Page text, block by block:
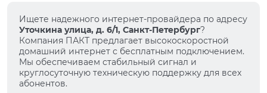
Ищете надежного интернет-провайдера по адресу
Уточкина улица, д. 6/1, Санкт-Петербург?
Компания ПАКТ предлагает высокоскоростной
домашний интернет с бесплатным подключением.
Мы обеспечиваем стабильный сигнал и
круглосуточную техническую поддержку для всех
абонентов.